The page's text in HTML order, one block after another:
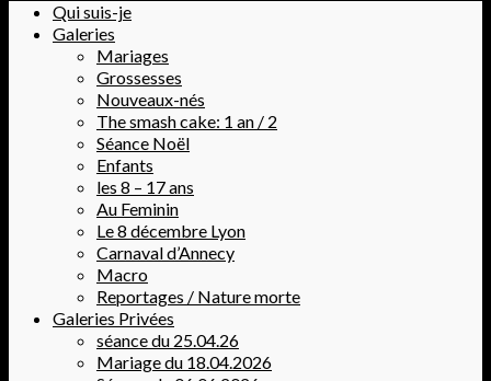
Qui suis-je
Galeries
Mariages
Grossesses
Nouveaux-nés
The smash cake: 1 an / 2
Séance Noël
Enfants
les 8 – 17 ans
Au Feminin
Le 8 décembre Lyon
Carnaval d’Annecy
Macro
Reportages / Nature morte
Galeries Privées
séance du 25.04.26
Mariage du 18.04.2026